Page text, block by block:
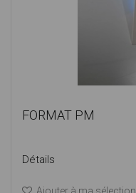
FORMAT PM
Détails